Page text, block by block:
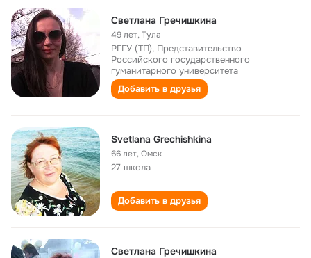
Светлана Гречишкина
49 лет,Тула
РГГУ (ТП), Представительство
Российского государственного
гуманитарного университета
Добавить в друзья
Svetlana Grechishkina
66 лет,Омск
27 школа
Добавить в друзья
Светлана Гречишкина